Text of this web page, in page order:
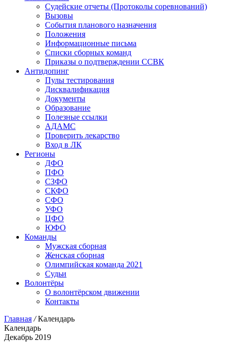
Судейские отчеты (Протоколы соревнований)
Вызовы
События планового назначения
Положения
Информационные письма
Списки сборных команд
Приказы о подтверждении ССВК
Антидопинг
Пулы тестирования
Дисквалификация
Документы
Образование
Полезные ссылки
АДАМС
Проверить лекарство
Вход в ЛК
Регионы
ДФО
ПФО
СЗФО
СКФО
СФО
УФО
ЦФО
ЮФО
Команды
Мужская сборная
Женская сборная
Олимпийская команда 2021
Судьи
Волонтёры
О волонтёрском движении
Контакты
Главная /Календарь
Календарь
Декабрь 2019